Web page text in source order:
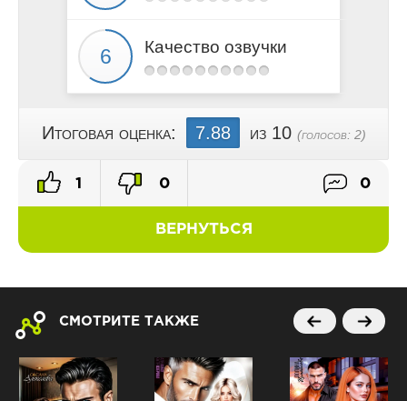
Качество озвучки
Итоговая оценка: 7.88 из 10 (голосов: 2)
ВЕРНУТЬСЯ
1 0 0
СМОТРИТЕ ТАКЖЕ